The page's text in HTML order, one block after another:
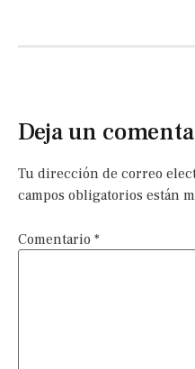
Deja un
Tu dirección de correo
campos obligatorios están
Comentario *